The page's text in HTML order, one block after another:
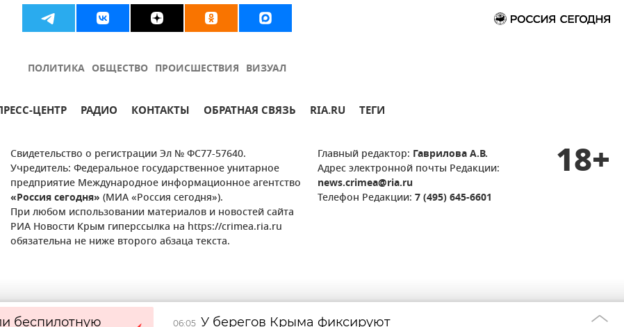
ПОЛИТИКА ОБЩЕСТВО ПРОИСШЕСТВИЯ ВИЗУАЛ
ЦЕНТР РАДИО КОНТАКТЫ ОБРАТНАЯ СВЯЗЬ RIA.RU ТЕГИ
Свидетельство о регистрации Эл № ФС77-57640.
Учредитель: Федеральное государственное унитарное
предприятие Международное информационное агентство
«Россия сегодня» (МИА «Россия сегодня»).
При любом использовании материалов и новостей сайта
РИА Новости Крым гиперссылка на https://crimea.ria.ru
обязательна не ниже второго абзаца текста.
Главный редактор: Гаврилова А.В.
Адрес электронной почты Редакции:
news.crimea@ria.ru
Телефон Редакции: 7 (495) 645-6601
18+
беспилотную 06:05 У берегов Крыма фиксируют В Крыму